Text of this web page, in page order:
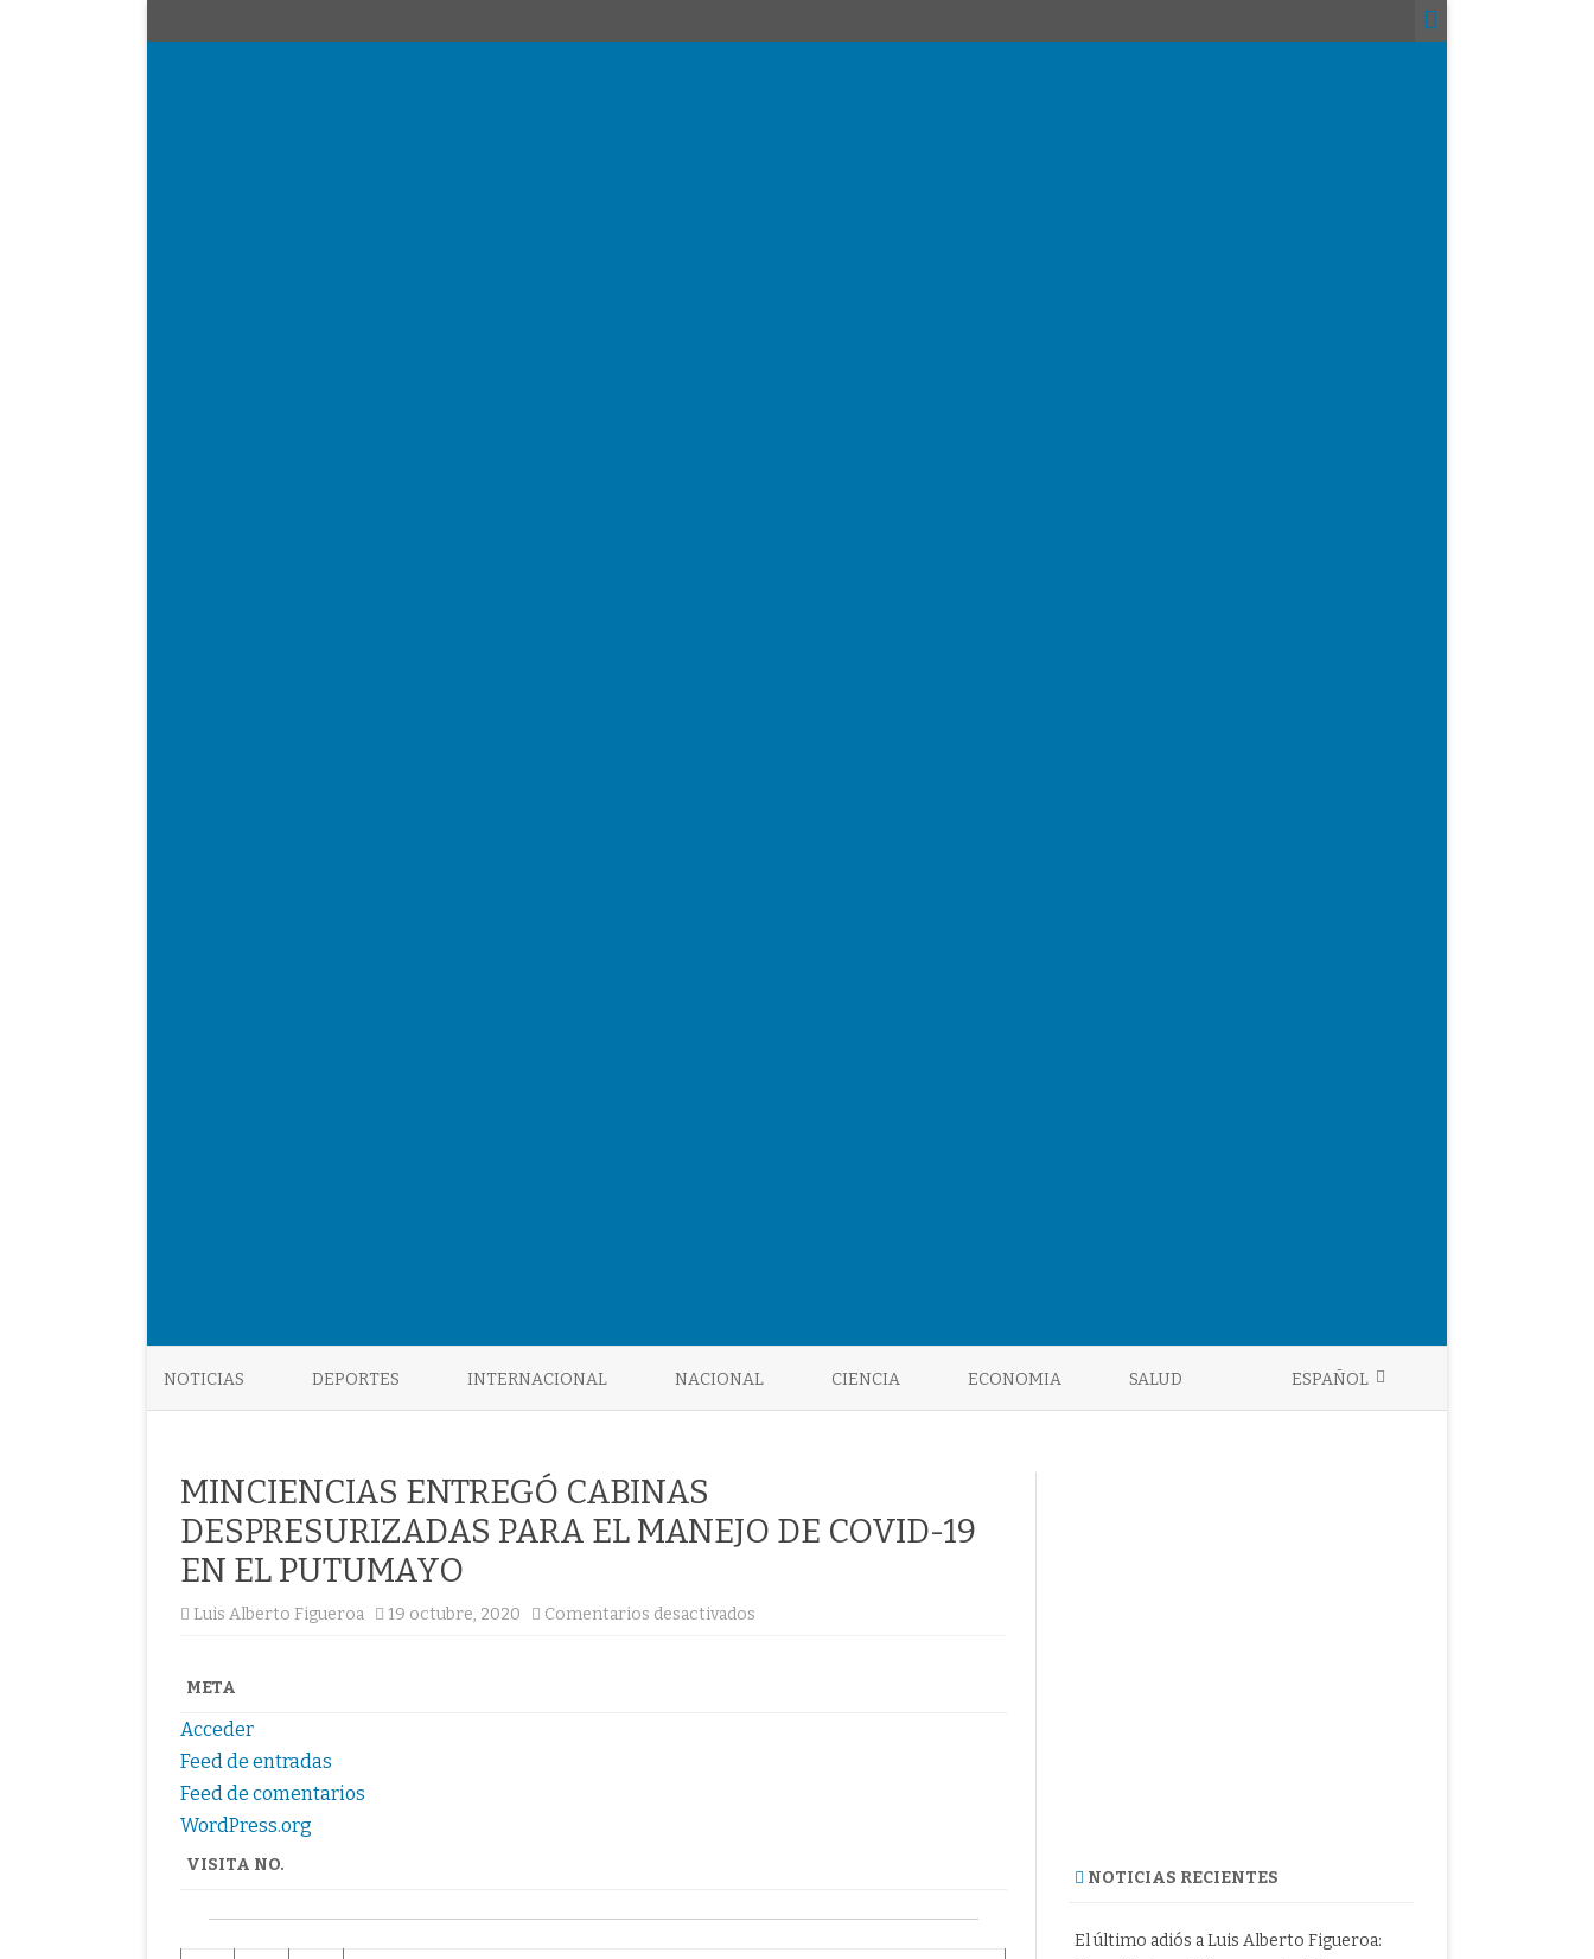
contenido
NOTICIAS DEPORTES INTERNACIONAL NACIONAL CIENCIA ECONOMIA SALUD ESPAÑOL
MINCIENCIAS ENTREGÓ CABINAS
DESPRESURIZADAS PARA EL MANEJO DE COVID-19
EN EL PUTUMAYO
Luis Alberto Figueroa 19 octubre, 2020 Comentarios desactivados
META
Acceder
Feed de entradas
Feed de comentarios
WordPress.org
VISITA NO.
NOTICIAS RECIENTES
El último adiós a Luis Alberto Figueroa: